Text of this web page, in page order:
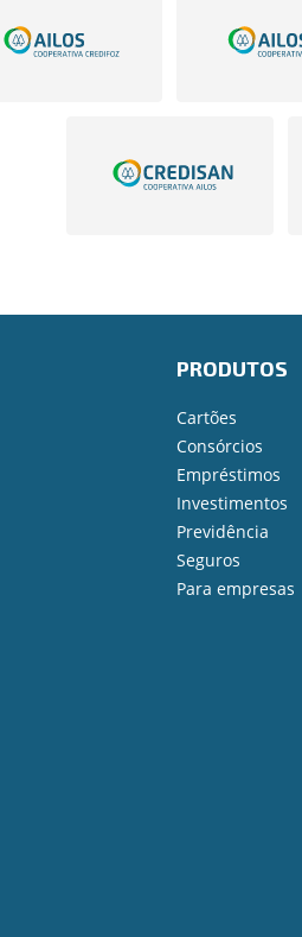
PRODUTOS
Cartões
Consórcios
Empréstimos
Investimentos
Previdência
Seguros
Para empresas